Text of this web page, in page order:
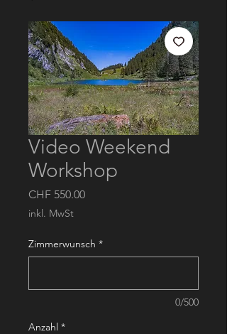
Video Weekend
Workshop
CHF 550.00Preis
inkl. MwSt
Zimmerwunsch *
0/500
Anzahl *